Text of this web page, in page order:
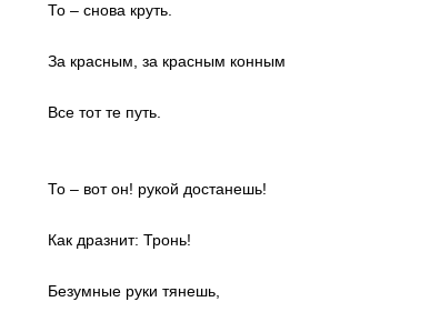
То – снова круть.
За красным, за красным конным
Все тот те путь.
То – вот он! рукой достанешь!
Как дразнит: Тронь!
Безумные руки тянешь,